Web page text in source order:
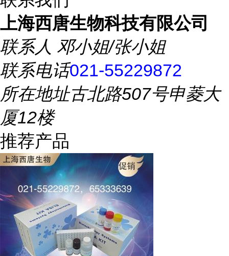
上海西唐生物科技有限公司
联系人 邓小姐/张小姐
联系电话021-55229872
所在地址古北路507号申菱大
厦12楼
推荐产品